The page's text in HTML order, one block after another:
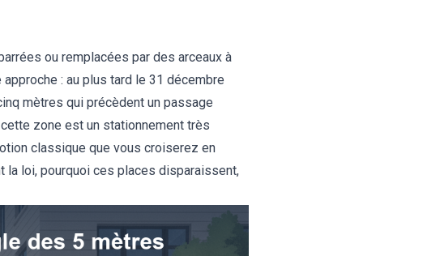
ou remplacées par des arceaux à
: au plus tard le 31 décembre
mètres qui précèdent un passage
zone est un stationnement très
classique que vous croiserez en
la loi, pourquoi ces places disparaissent,